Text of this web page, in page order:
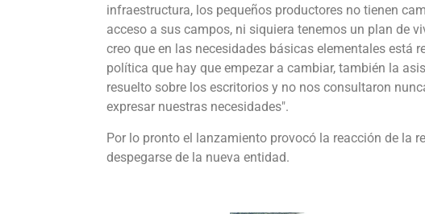
infraestructura, los pequeños productores no tienen
acceso a sus campos, ni siquiera tenemos un plan de
creo que en las necesidades básicas elementales está
política que hay que empezar a cambiar, también la
resuelto sobre los escritorios y no nos consultaron
expresar nuestras necesidades".
Por lo pronto el lanzamiento provocó la reacción de la
despegarse de la nueva entidad.